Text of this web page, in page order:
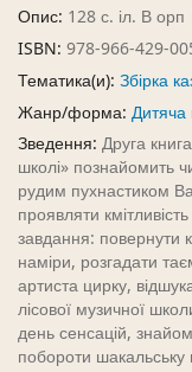
Опис: 128 с. іл. В орп
ISBN: 978-966-429-
Тематика(и): Збірка
Жанр/форма: Дитяча
Зведення: Друга
школі» познайомить
рудим пухнастиком
проявляти
завдання: повернути
наміри, розгадати
артиста цирку,
лісової музичної
день сенсацій,
побороти шакальську